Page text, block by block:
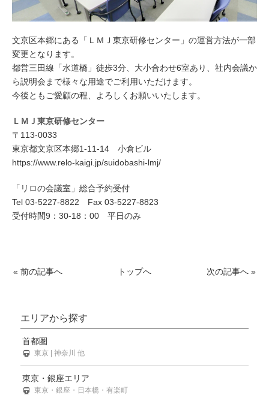
文京区本郷にある「ＬＭＪ東京研修センター」の運営方法が一部
変更となります。
都営三田線「水道橋」徒歩3分、大小合わせ6室あり、社内会議か
ら説明会まで様々な用途でご利用いただけます。
今後ともご愛顧の程、よろしくお願いいたします。
ＬＭＪ東京研修センター
〒113-0033
東京都文京区本郷1-11-14 小倉ビル
https://www.relo-kaigi.jp/suidobashi-lmj/
「リロの会議室」総合予約受付
Tel 03-5227-8822 Fax 03-5227-8823
受付時間9：30-18：00 平日のみ
« 前の記事へ トップへ 次の記事へ »
エリアから探す
首都圏
東京 | 神奈川 他
東京・銀座エリア
東京・銀座・日本橋・有楽町